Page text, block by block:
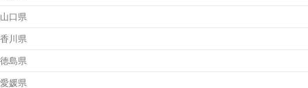
山口県
香川県
徳島県
愛媛県